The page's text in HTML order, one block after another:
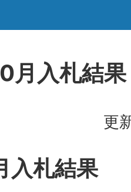
月入札結
更
入札結果